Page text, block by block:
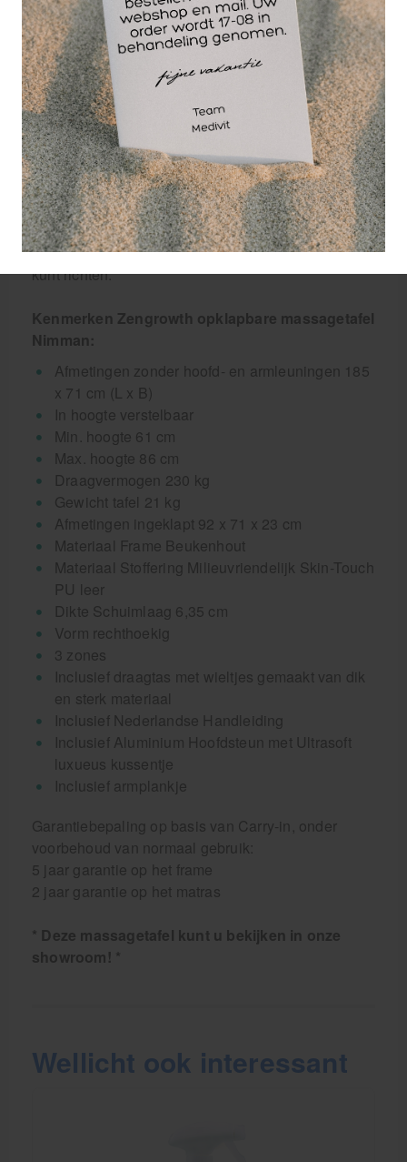
Stabiliteit en gebruiksgemak in de praktijk
Een professionele tafel moet onder alle
omstandigheden stevig staan en eenvoudig te
transporteren zijn. Het beukenhouten frame is op 4
punten extra verstevigd met stabilisatorbalken,
waardoor de tafel niet wankelt, zelfs niet bij hoge
druk.
De klaptafel wordt standaard geleverd met een
extra stevige draagtas mét wieltjes, zodat u uw
praktijk overal mee naartoe neemt. Van anti-slip
poten tot de ergonomische draaiknoppen; aan alles
is gedacht zodat u zich volledig op de behandeling
kunt richten.
Kenmerken Zengrowth opklapbare massagetafel
Nimman:
Afmetingen zonder hoofd- en armleuningen 185
x 71 cm (L x B)
In hoogte verstelbaar
Min. hoogte 61 cm
Max. hoogte 86 cm
Draagvermogen 230 kg
Gewicht tafel 21 kg
Afmetingen ingeklapt 92 x 71 x 23 cm
Materiaal Frame Beukenhout
Materiaal Stoffering Milieuvriendelijk Skin-Touch
PU leer
Dikte Schuimlaag 6,35 cm
Vorm rechthoekig
3 zones
Inclusief draagtas met wieltjes gemaakt van dik
en sterk materiaal
Inclusief Nederlandse Handleiding
Inclusief Aluminium Hoofdsteun met Ultrasoft
luxueus kussentje
Inclusief armplankje
Garantiebepaling op basis van Carry-in, onder
voorbehoud van normaal gebruik:
5 jaar garantie op het frame
2 jaar garantie op het matras
* Deze massagetafel kunt u bekijken in onze
showroom! *
Wellicht ook interessant